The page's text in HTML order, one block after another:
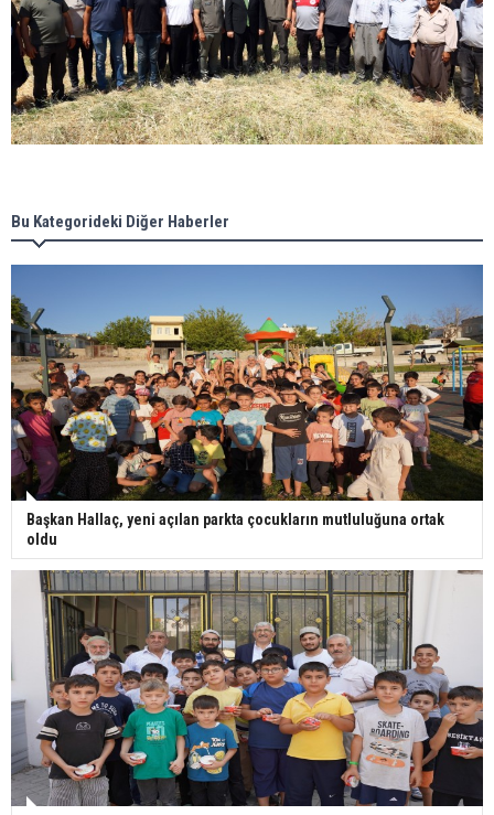
Bu Kategorideki Diğer Haberler
Başkan Hallaç, yeni açılan parkta çocukların mutluluğuna ortak
oldu